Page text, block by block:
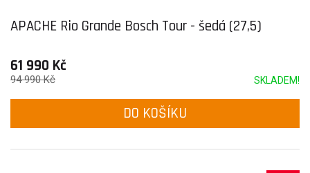
APACHE Rio Grande Bosch Tour - šedá (27,5)
61 990 Kč
SKLADEM!
94 990 Kč
DO KOŠÍKU